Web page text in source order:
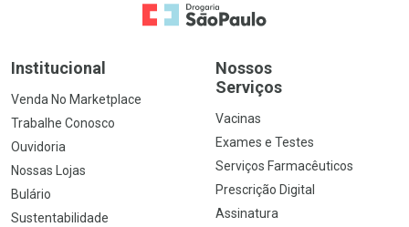
Ir para a Home
Institucional
Venda No Marketplace
Trabalhe Conosco
Ouvidoria
Nossas Lojas
Bulário
Sustentabilidade
Nossos
Serviços
Vacinas
Exames e Testes
Serviços Farmacêuticos
Prescrição Digital
Assinatura